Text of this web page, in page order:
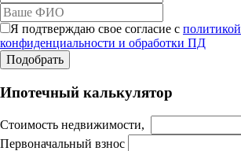
Я подтверждаю свое согласие с политикой
конфиденциальности и обработки ПД
Ипотечный калькулятор
Стоимость недвижимости,
Первоначальный взнос